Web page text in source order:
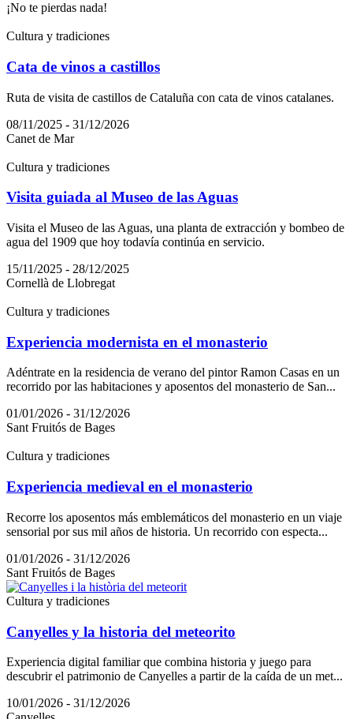
¡No te pierdas nada!
Cultura y tradiciones
Cata de vinos a castillos
Ruta de visita de castillos de Cataluña con cata de vinos catalanes.
08/11/2025 - 31/12/2026
Canet de Mar
Cultura y tradiciones
Visita guiada al Museo de las Aguas
Visita el Museo de las Aguas, una planta de extracción y bombeo de
agua del 1909 que hoy todavía continúa en servicio.
15/11/2025 - 28/12/2025
Cornellà de Llobregat
Cultura y tradiciones
Experiencia modernista en el monasterio
Adéntrate en la residencia de verano del pintor Ramon Casas en un
recorrido por las habitaciones y aposentos del monasterio de San...
01/01/2026 - 31/12/2026
Sant Fruitós de Bages
Cultura y tradiciones
Experiencia medieval en el monasterio
Recorre los aposentos más emblemáticos del monasterio en un viaje
sensorial por sus mil años de historia. Un recorrido con especta...
01/01/2026 - 31/12/2026
Sant Fruitós de Bages
Cultura y tradiciones
Canyelles y la historia del meteorito
Experiencia digital familiar que combina historia y juego para
descubrir el patrimonio de Canyelles a partir de la caída de un met...
10/01/2026 - 31/12/2026